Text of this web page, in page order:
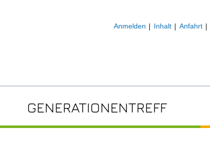
Anmelden Inhalt Anfahrt
GENERATIONENTREFF